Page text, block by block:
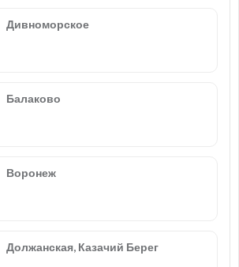
Дивноморское
Балаково
Воронеж
Должанская, Казачий Берег